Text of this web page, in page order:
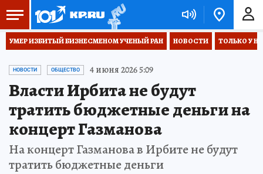
УМЕР ИЗБИТЫЙ БИЗНЕСМЕНОМ УЧЕНЫЙ РАН НОВОСТИ ТОЛЬКО У
НОВОСТИ ОБЩЕСТВО 4 июня 2026 5:09
Власти Ирбита не будут
тратить бюджетные деньги на
концерт Газманова
На концерт Газманова в Ирбите не будут
тратить бюджетные деньги